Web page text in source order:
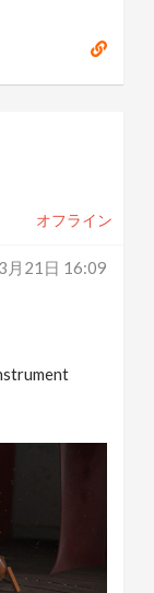
オフライン
月21日 16:09